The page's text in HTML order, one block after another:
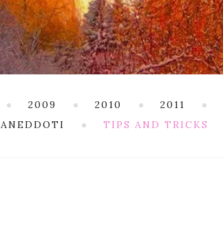
2009 2010 2011
ANEDDOTI TIPS AND TRICKS